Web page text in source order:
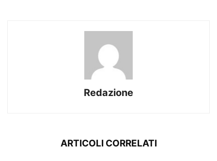
Redazione
ARTICOLI CORRELATI